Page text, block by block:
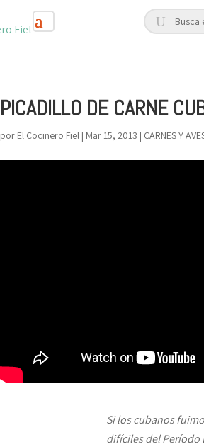
PICADILLO DE CARNE
por El Cocinero Fiel | Mar 15, 2013 | CARNES Y
Si los cubanos
difíciles del Período